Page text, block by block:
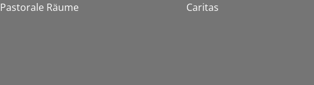
Pastorale Räume
Caritas